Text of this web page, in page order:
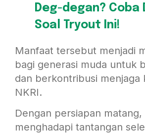
Deg-degan? Coba
Soal Tryout Ini!
Manfaat tersebut menjadi
bagi generasi muda untuk
dan berkontribusi menjaga
NKRI.
Dengan persiapan matang,
menghadapi tantangan